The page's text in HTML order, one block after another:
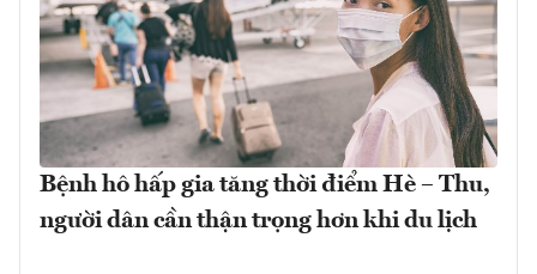
Bệnh hô hấp gia tăng thời điểm Hè – Thu,
người dân cần thận trọng hơn khi du lịch